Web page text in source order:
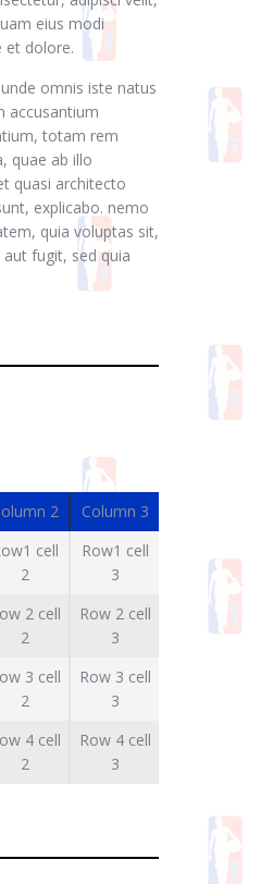
eius modi
et dolore.
omnis iste natus
accusantium
totam rem
quae ab illo
quasi architecto
explicabo. nemo
quia voluptas sit,
fugit, sed quia
2 Column 3
cell
2
Row1 cell
3
2 cell
2
Row 2 cell
3
3 cell
2
Row 3 cell
3
4 cell
2
Row 4 cell
3